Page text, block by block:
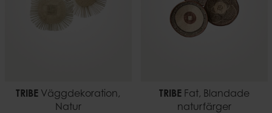
TRIBE Väggdekoration,
Natur
TRIBEFat, Blandade
naturfärger